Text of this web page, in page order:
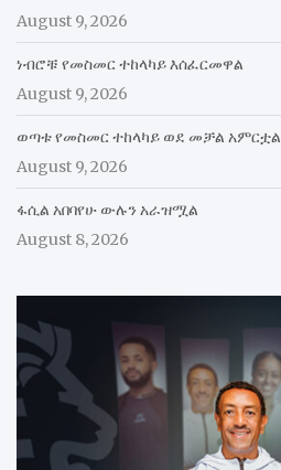
August 9, 2026
ነብሮቹ የመስመር ተከላካይ እሰፈርመዋል
August 9, 2026
ወጣቱ የመስመር ተከላካይ ወደ መቻል አምርቷል
August 9, 2026
ፋሲል አበባየሁ ውሉን አራዝሟል
August 8, 2026